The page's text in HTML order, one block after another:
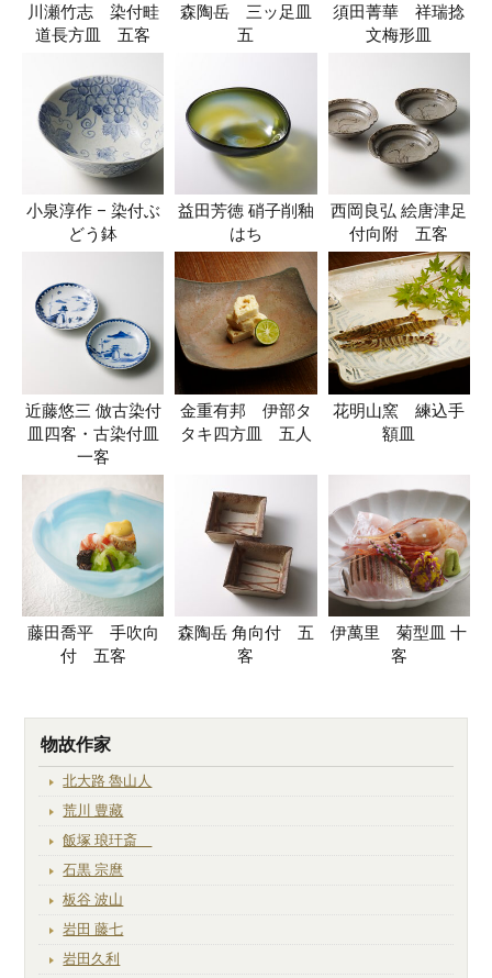
川瀬竹志 染付畦
道長方皿 五客
森陶岳 三ッ足皿
五
須田菁華 祥瑞捻
文梅形皿
小泉淳作 – 染付ぶ
どう鉢
益田芳徳 硝子削釉
はち
西岡良弘 絵唐津足
付向附 五客
近藤悠三 倣古染付
皿四客・古染付皿
一客
金重有邦 伊部タ
タキ四方皿 五人
花明山窯 練込手
額皿
藤田喬平 手吹向
付 五客
森陶岳 角向付 五
客
伊萬里 菊型皿 十
客
物故作家
北大路 魯山人
荒川 豊藏
飯塚 琅玕斎
石黒 宗麿
板谷 波山
岩田 藤七
岩田久利